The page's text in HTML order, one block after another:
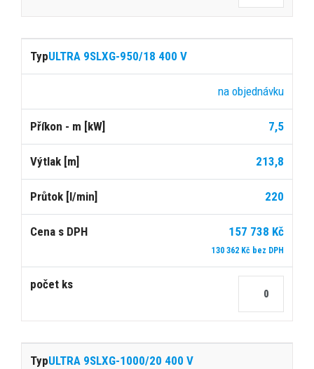
ULTRA 9SLXG-950/18 400 V
na objednávku
7,5
213,8
220
157 738 Kč
130 362 Kč bez DPH
ULTRA 9SLXG-1000/20 400 V